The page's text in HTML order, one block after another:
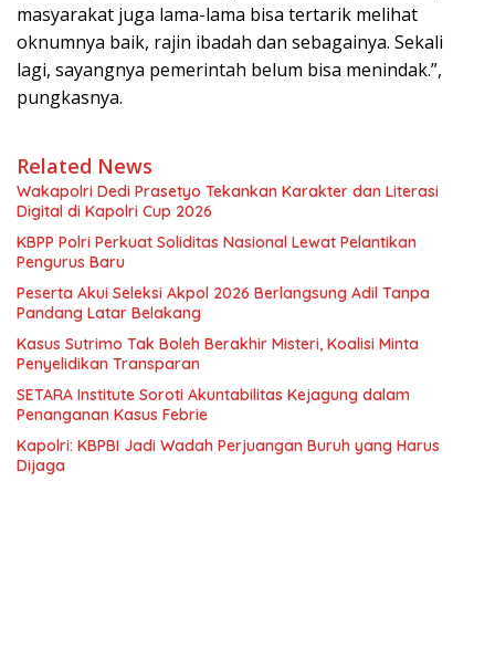
masyarakat juga lama-lama bisa tertarik melihat
oknumnya baik, rajin ibadah dan sebagainya. Sekali
lagi, sayangnya pemerintah belum bisa menindak.”,
pungkasnya.
Related News
Wakapolri Dedi Prasetyo Tekankan Karakter dan Literasi
Digital di Kapolri Cup 2026
KBPP Polri Perkuat Soliditas Nasional Lewat Pelantikan
Pengurus Baru
Peserta Akui Seleksi Akpol 2026 Berlangsung Adil Tanpa
Pandang Latar Belakang
Kasus Sutrimo Tak Boleh Berakhir Misteri, Koalisi Minta
Penyelidikan Transparan
SETARA Institute Soroti Akuntabilitas Kejagung dalam
Penanganan Kasus Febrie
Kapolri: KBPBI Jadi Wadah Perjuangan Buruh yang Harus
Dijaga